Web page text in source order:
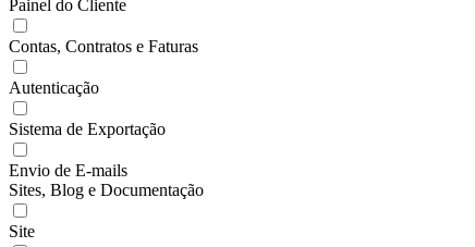
Painel do Cliente
Contas, Contratos e Faturas
Autenticação
Sistema de Exportação
Envio de E-mails
Sites, Blog e Documentação
Site